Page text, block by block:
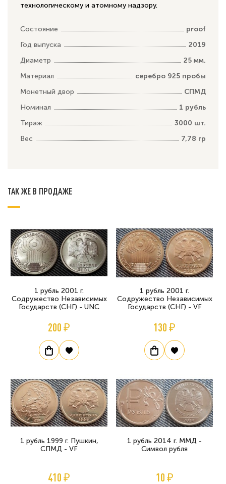
технологическому и атомному надзору.
Состояние
proof
Год выпуска
2019
Диаметр
25 мм.
Материал
серебро 925 пробы
Монетный двор
СПМД
Номинал
1 рубль
Тираж
3000 шт.
Вес
7,78 гр
ТАК ЖЕ В ПРОДАЖЕ
1 рубль 2001 г.
Содружество Независимых
Государств (СНГ) - UNC
200 ₽
1 рубль 2001 г.
Содружество Независимых
Государств (СНГ) - VF
130 ₽
1 рубль 1999 г. Пушкин,
СПМД - VF
410 ₽
1 рубль 2014 г. ММД -
Символ рубля
10 ₽